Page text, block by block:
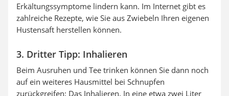
Erkältungssymptome lindern kann. Im Internet gibt es
zahlreiche Rezepte, wie Sie aus Zwiebeln Ihren eigenen
Hustensaft herstellen können.
3. Dritter Tipp: Inhalieren
Beim Ausruhen und Tee trinken können Sie dann noch
auf ein weiteres Hausmittel bei Schnupfen
zurückgreifen: Das Inhalieren. In eine etwa zwei Liter